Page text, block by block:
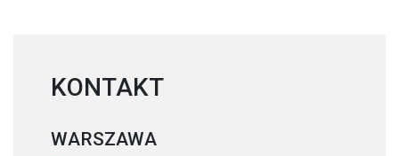
KONTAKT
WARSZAWA